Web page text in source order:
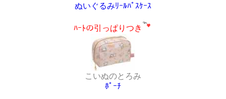
ぬいぐるみﾘｰﾙﾊﾟｽｹｰｽ
ﾊｰﾄの引っぱりつき
こいぬのとろみ
ﾎﾟｰﾁ